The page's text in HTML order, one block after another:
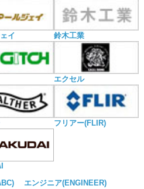
イ 鈴木工業
エクセル
フリアー(FLIR)
エンジニア(ENGINEER)